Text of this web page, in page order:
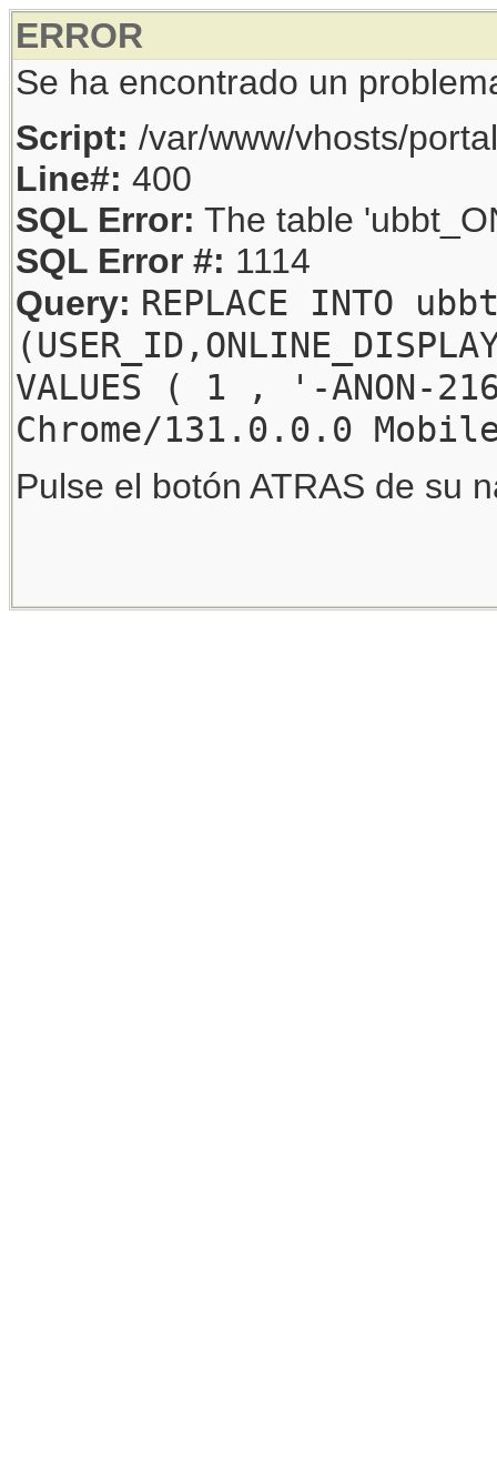
ERROR
Se ha encontrado un
Script: /var/www/vhosts/
Line#: 400
SQL Error: The table
SQL Error #: 1114
Query: REPLACE INTO
VALUES ( 1 , '-
Chrome/131.0.0.0
Pulse el botón ATRAS de su